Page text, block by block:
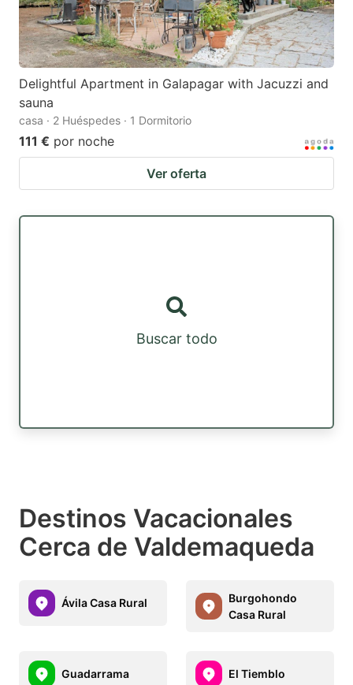
Delightful Apartment in Galapagar with Jacuzzi and
sauna
casa · 2 Huéspedes · 1 Dormitorio
111 € por noche
Ver oferta
Buscar todo
Destinos Vacacionales
Cerca de Valdemaqueda
Ávila Casa Rural
Burgohondo
Casa Rural
Guadarrama El Tiemblo